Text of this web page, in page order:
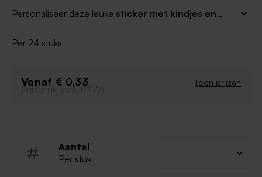
Personaliseer deze leuke sticker met kindjes en
werken. Deze sticker past perfect op ons glazen potje,
Per 24 stuks
Vanaf € 0,33 Toon prijzen
Prijs/stuk (incl. BTW)
Aantal
Per stuk